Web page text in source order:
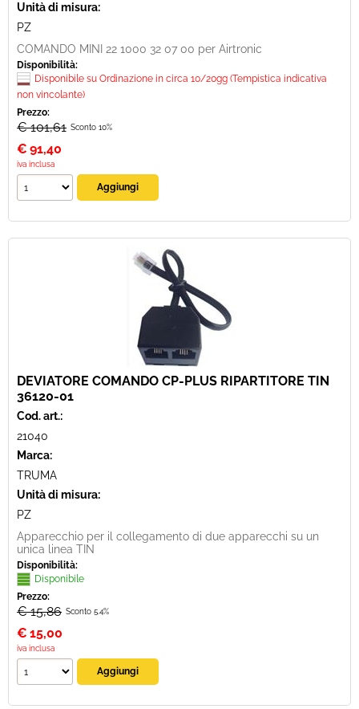
Unità di misura:
PZ
COMANDO MINI 22 1000 32 07 00 per Airtronic
Disponibilità:
Disponibile su Ordinazione in circa 10/20gg (Tempistica indicativa
non vincolante)
Prezzo:
€ 101,61 Sconto 10%
€ 91,40
iva inclusa
DEVIATORE COMANDO CP-PLUS RIPARTITORE TIN
36120-01
Cod. art.:
21040
Marca:
TRUMA
Unità di misura:
PZ
Apparecchio per il collegamento di due apparecchi su un
unica linea TIN
Disponibilità:
Disponibile
Prezzo:
€ 15,86 Sconto 5.4%
€ 15,00
iva inclusa